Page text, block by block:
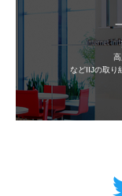
などIIJの取り